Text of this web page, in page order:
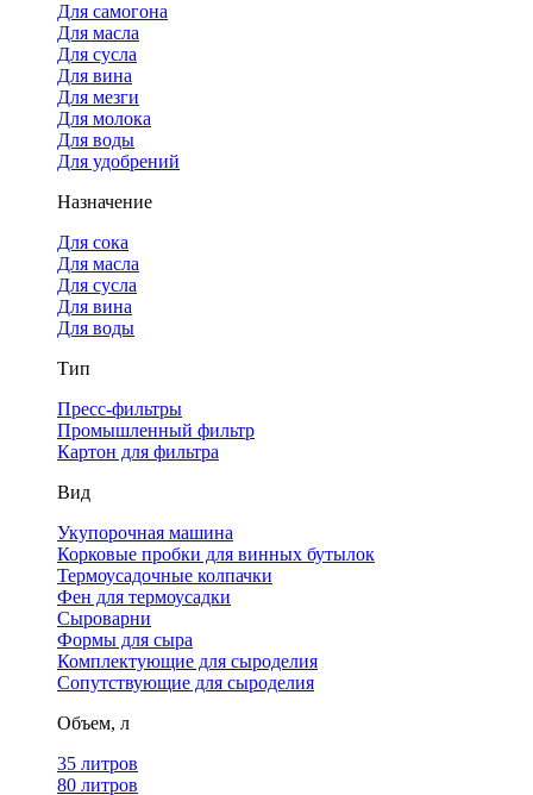
Для самогона
Для масла
Для сусла
Для вина
Для мезги
Для молока
Для воды
Для удобрений
Назначение
Для сока
Для масла
Для сусла
Для вина
Для воды
Тип
Пресс-фильтры
Промышленный фильтр
Картон для фильтра
Вид
Укупорочная машина
Корковые пробки для винных бутылок
Термоусадочные колпачки
Фен для термоусадки
Сыроварни
Формы для сыра
Комплектующие для сыроделия
Сопутствующие для сыроделия
Объем, л
35 литров
80 литров